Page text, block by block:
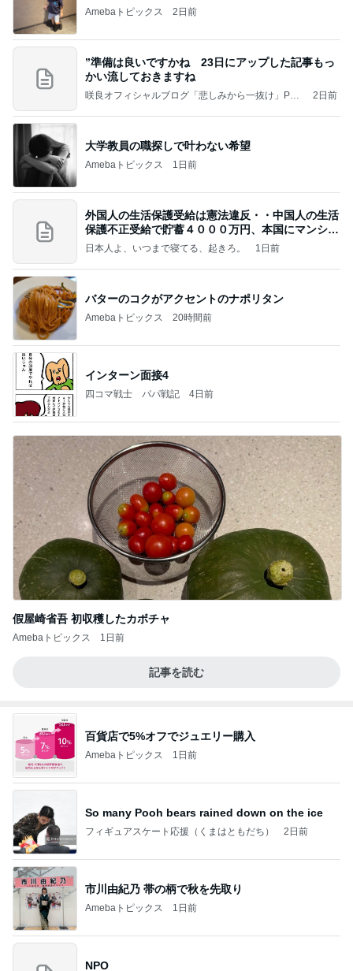
Amebaトピックス 2日前
”準備は良いですかね 23日にアップした記事もっ
かい流しておきますね
咲良オフィシャルブログ「悲しみから一抜け」Pow
2日前
大学教員の職探しで叶わない希望
Amebaトピックス 1日前
外国人の生活保護受給は憲法違反・・中国人の生活
保護不正受給で貯蓄４０００万円、本国にマンショ
ンを
日本人よ、いつまで寝てる、起きろ。 1日前
バターのコクがアクセントのナポリタン
Amebaトピックス 20時間前
インターン面接4
四コマ戦士 パパ戦記 4日前
假屋崎省吾 初収穫したカボチャ
Amebaトピックス 1日前
記事を読む
百貨店で5%オフでジュエリー購入
Amebaトピックス 1日前
So many Pooh bears rained down on the ice
フィギュアスケート応援（くまはともだち） 2日前
市川由紀乃 帯の柄で秋を先取り
Amebaトピックス 1日前
NPO